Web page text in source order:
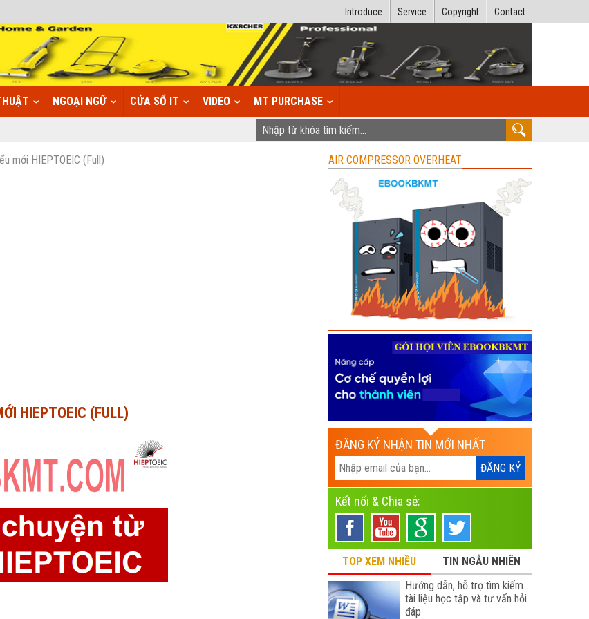
Contact
Copyright
Service
Introduce
NGOẠI NGỮ CỬA SỔ IT VIDEO MT PURCHASE
mới HIEPTOEIC (Full)
HIEPTOEIC (FULL)
AIR COMPRESSOR OVERHEAT
ĐĂNG KÝ NHẬN TIN MỚI NHẤT
Kết nối & Chia sẻ:
TOP XEM NHIỀU
TIN NGẪU NHIÊN
Hướng dẫn, hỗ trợ tìm kiếm
tài liệu học tập và tư vấn hỏi
đáp